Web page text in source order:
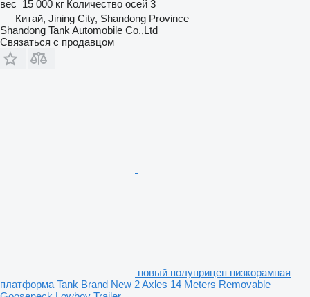
вес 15 000 кг Количество осей 3
Китай, Jining City, Shandong Province
Shandong Tank Automobile Co.,Ltd
Связаться с продавцом
новый полуприцеп низкорамная
платформа Tank Brand New 2 Axles 14 Meters Removable